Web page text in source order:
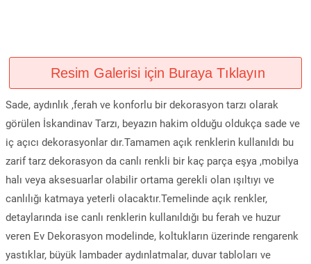
Resim Galerisi için Buraya Tıklayın
Sade, aydınlık ,ferah ve konforlu bir dekorasyon tarzı olarak
görülen İskandinav Tarzı, beyazın hakim olduğu oldukça sade ve
iç açıcı dekorasyonlar dır.Tamamen açık renklerin kullanıldı bu
zarif tarz dekorasyon da canlı renkli bir kaç parça eşya ,mobilya
halı veya aksesuarlar olabilir ortama gerekli olan ışıltıyı ve
canlılığı katmaya yeterli olacaktır.Temelinde açık renkler,
detaylarında ise canlı renklerin kullanıldığı bu ferah ve huzur
veren Ev Dekorasyon modelinde, koltukların üzerinde rengarenk
yastıklar, büyük lambader aydınlatmalar, duvar tabloları ve